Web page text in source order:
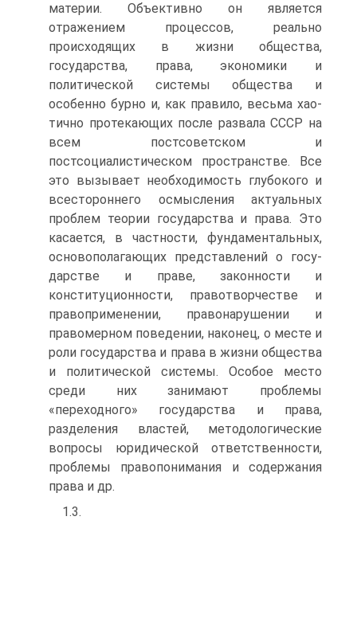
материи. Объективно он является
отражением процессов, реально
происходящих в жизни общества,
государства, права, экономики и
политической системы общества и
особенно бурно и, как правило, весьма хао­
тично протекающих после развала СССР на
всем постсоветском и
постсоциалистическом пространстве. Все
это вызывает необ­ходимость глубокого и
всестороннего осмысления актуальных
проблем теории государства и права. Это
касается, в частности, фундаментальных,
основополагающих представлений о госу­
дарстве и праве, законности и
конституционности, правотворче­стве и
правоприменении, правонарушении и
правомерном пове­дении, наконец, о месте и
роли государства и права в жизни об­щества
и политической системы. Особое место
среди них зани­мают проблемы
«переходного» государства и права,
разделения властей, методологические
вопросы юридической ответственно­сти,
проблемы правопонимания и содержания
права и др.
1.3.